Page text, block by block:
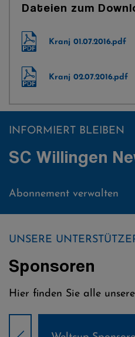
Dateien zum
Kranj 01.07.2016.pdf
Kranj 02.07.2016.pdf
INFORMIERT BLEIBEN
SC Willingen
Abonnement verwalten
UNSERE
Sponsoren
Hier finden Sie alle